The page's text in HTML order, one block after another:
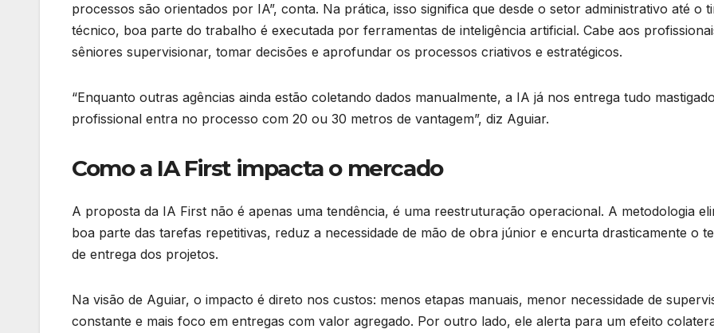
processos são orientados por IA”, conta. Na prática, isso significa que desde o setor administrativo até o
técnico, boa parte do trabalho é executada por ferramentas de inteligência artificial. Cabe aos
sêniores supervisionar, tomar decisões e aprofundar os processos criativos e estratégicos.
“Enquanto outras agências ainda estão coletando dados manualmente, a IA já nos entrega tudo
profissional entra no processo com 20 ou 30 metros de vantagem”, diz Aguiar.
Como a IA First impacta o mercado
A proposta da IA First não é apenas uma tendência, é uma reestruturação operacional. A metodologia
boa parte das tarefas repetitivas, reduz a necessidade de mão de obra júnior e encurta drasticamente o
de entrega dos projetos.
Na visão de Aguiar, o impacto é direto nos custos: menos etapas manuais, menor necessidade de
constante e mais foco em entregas com valor agregado. Por outro lado, ele alerta para um efeito